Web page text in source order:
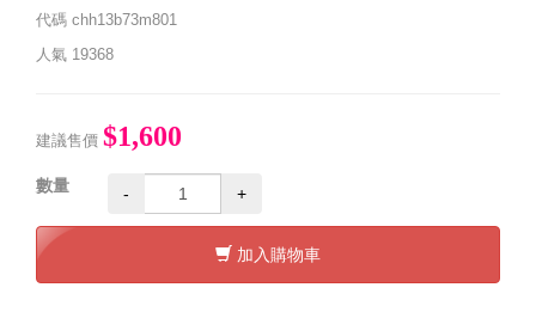
代碼 chh13b73m801
人氣 19368
建議售價 $1,600
數量 - +
加入購物車